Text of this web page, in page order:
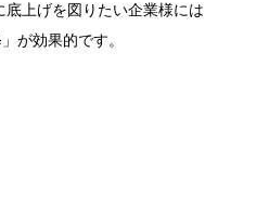
上げを図りたい企業様には
が効果的です。